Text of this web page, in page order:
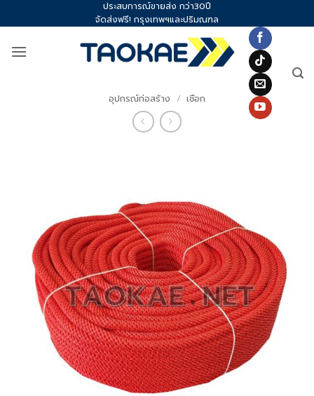
to
ประสบการณ์ขายส่ง กว่า30ปี
จัดส่งฟรี! กรุงเทพฯและปริมณฑล
อุปกรณ์ก่อสร้าง / เชือก